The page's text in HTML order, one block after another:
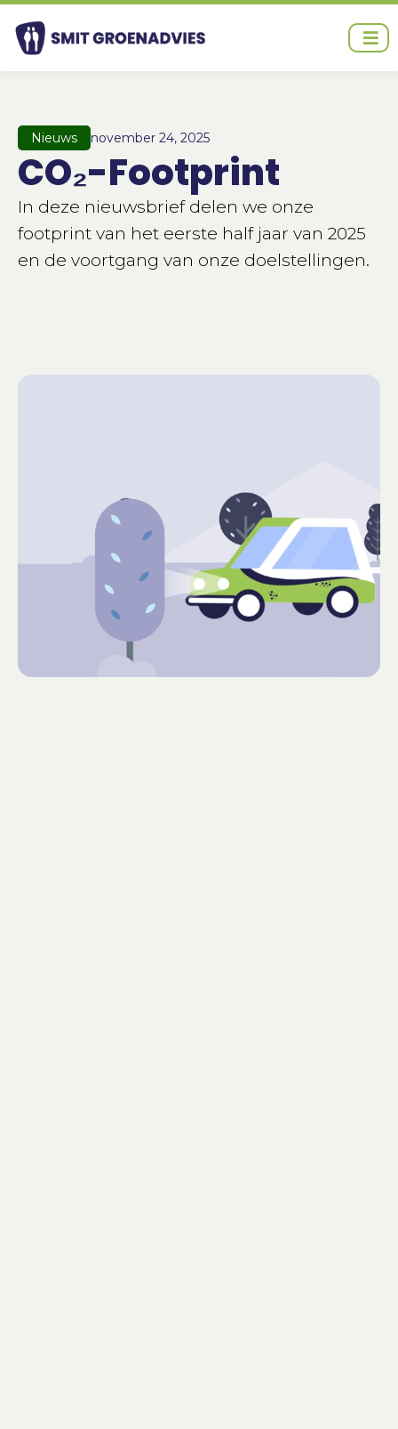
Ga
naar
inhoud
Nieuws november 24, 2025
CO₂-Footprint
In deze nieuwsbrief delen we onze
footprint van het eerste half jaar van 2025
en de voortgang van onze doelstellingen.